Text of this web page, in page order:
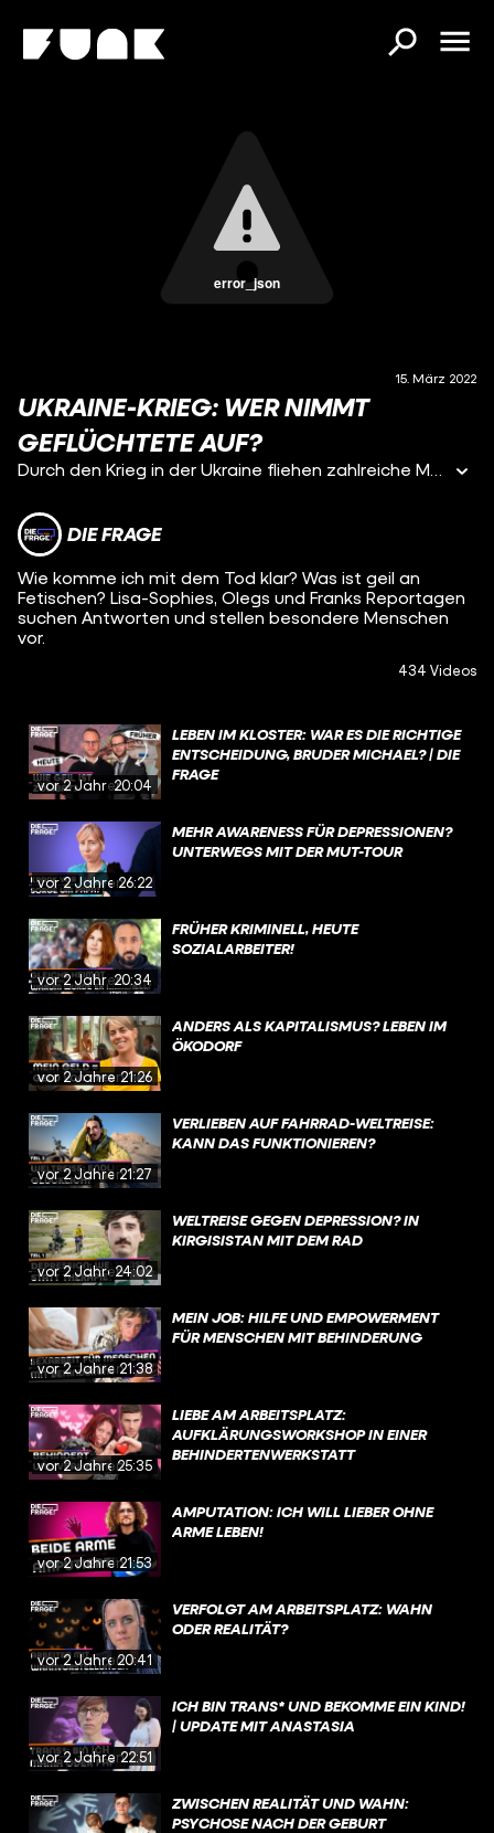
error_json
15. März 2022
UKRAINE-KRIEG: WER NIMMT
GEFLÜCHTETE AUF?
Durch den Krieg in der Ukraine fliehen zahlreiche Menschen aus dem Land – auch nach Deutschland. Viktoriia und Christina haben Zuflucht in München gesucht und bei einer Fremden gefunden - Alba. Frank möchte wissen, wie es für die Ukrainerinnen ist, bei einer fremden Person unterzukommen und wie es für Alba ist, sie in ihrem Zuhause aufzunehmen.
DIE FRAGE
Wie komme ich mit dem Tod klar? Was ist geil an
Fetischen? Lisa-Sophies, Olegs und Franks Reportagen
suchen Antworten und stellen besondere Menschen
vor.
434 Videos
vor 2 Jahren20:04
LEBEN IM KLOSTER: WAR ES DIE RICHTIGE
ENTSCHEIDUNG, BRUDER MICHAEL? | DIE
FRAGE
vor 2 Jahren26:22
MEHR AWARENESS FÜR DEPRESSIONEN?
UNTERWEGS MIT DER MUT-TOUR
vor 2 Jahren20:34
FRÜHER KRIMINELL, HEUTE
SOZIALARBEITER!
vor 2 Jahren21:26
ANDERS ALS KAPITALISMUS? LEBEN IM
ÖKODORF
vor 2 Jahren21:27
VERLIEBEN AUF FAHRRAD-WELTREISE:
KANN DAS FUNKTIONIEREN?
vor 2 Jahren24:02
WELTREISE GEGEN DEPRESSION? IN
KIRGISISTAN MIT DEM RAD
vor 2 Jahren21:38
MEIN JOB: HILFE UND EMPOWERMENT
FÜR MENSCHEN MIT BEHINDERUNG
vor 2 Jahren25:35
LIEBE AM ARBEITSPLATZ:
AUFKLÄRUNGSWORKSHOP IN EINER
BEHINDERTENWERKSTATT
vor 2 Jahren21:53
AMPUTATION: ICH WILL LIEBER OHNE
ARME LEBEN!
vor 2 Jahren20:41
VERFOLGT AM ARBEITSPLATZ: WAHN
ODER REALITÄT?
vor 2 Jahren22:51
ICH BIN TRANS* UND BEKOMME EIN KIND!
| UPDATE MIT ANASTASIA
ZWISCHEN REALITÄT UND WAHN:
PSYCHOSE NACH DER GEBURT